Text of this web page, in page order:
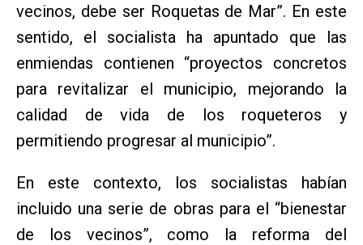
vecinos, debe ser Roquetas de Mar”. En este
sentido, el socialista ha apuntado que las
enmiendas contienen “proyectos concretos
para revitalizar el municipio, mejorando la
calidad de vida de los roqueteros y
permitiendo progresar al municipio”.
En este contexto, los socialistas habían
incluido una serie de obras para el “bienestar
de los vecinos”, como la reforma del